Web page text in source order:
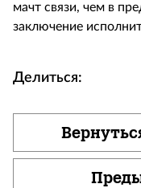
мачт связи, чем в
заключение
Делиться: